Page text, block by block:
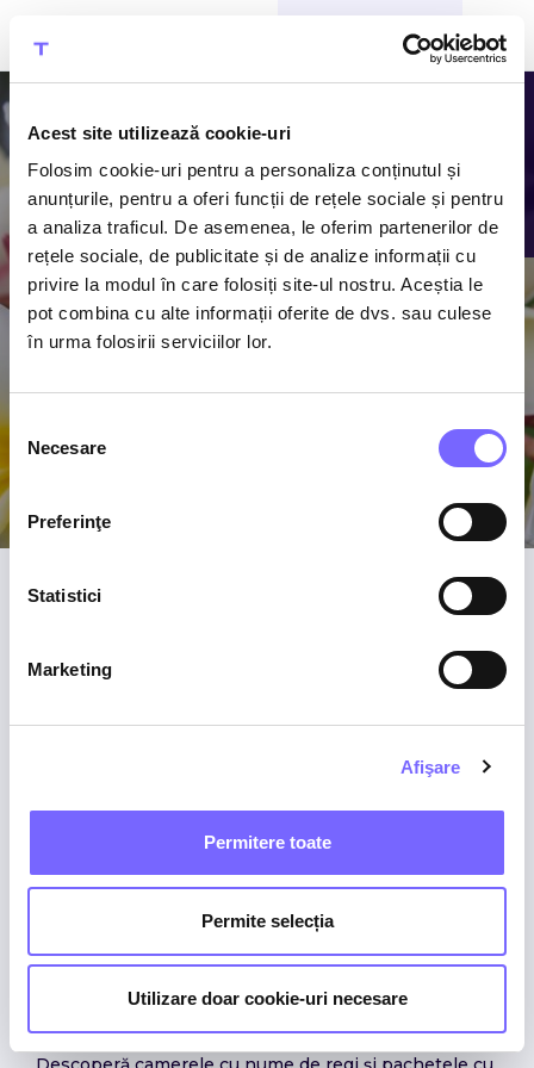
Acest site utilizează cookie-uri
Folosim cookie-uri pentru a personaliza conținutul și
anunțurile, pentru a oferi funcții de rețele sociale și pentru
a analiza traficul. De asemenea, le oferim partenerilor de
rețele sociale, de publicitate și de analize informații cu
privire la modul în care folosiți site-ul nostru. Aceștia le
pot combina cu alte informații oferite de dvs. sau culese
în urma folosirii serviciilor lor.
Selecția
consimțământului
Necesare
Preferinţe
Statistici
Marketing
Afişare
Permitere toate
Permite selecția
Utilizare doar cookie-uri necesare
CUMPĂRĂ BILETE
Hoteluri
partenere
Boutique Hotel Casa Comana